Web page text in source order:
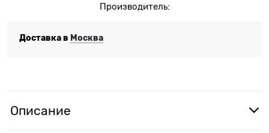
Производитель:
Доставка в Москва
Описание